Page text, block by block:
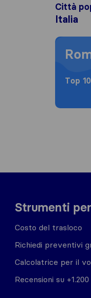
Città
Italia
Moving to
Top
Strumenti
Costo del trasloco
Richiedi preventivi
Calcolatrice per il
Recensioni su